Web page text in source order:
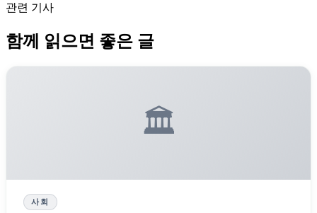
관련 기사
함께 읽으면 좋은 글
🏛️
사회